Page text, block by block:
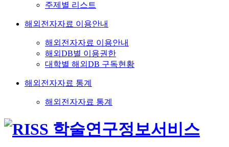
주제별 리스트
해외전자자료 이용안내
해외전자자료 이용안내
해외DB별 이용권한
대학별 해외DB 구독현황
해외전자자료 통계
해외전자자료 통계